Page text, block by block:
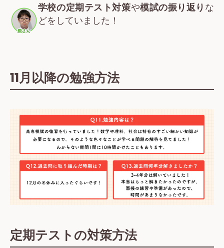
学校の定期テスト対策や模試の振り返り な
どをしていました！
11月以降の勉強方法
定期テストの対策方法